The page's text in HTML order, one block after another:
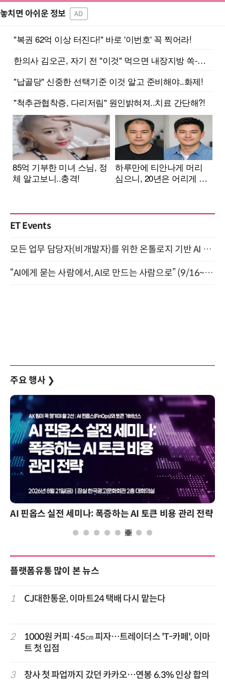
놓치면 아쉬운 정보 AD
ET Events
모든 업무 담당자(비개발자)를 위한 온톨로지 기반 AI 지식체계 설계 1-day 워크숍 8월 20일 개최
“AI에게 묻는 사람에서, AI로 만드는 사람으로” (9/16~17)
주요 행사 ❯
AI 핀옵스 실전 세미나: 폭증하는 AI 토큰 비용 관리 전략
플랫폼유통 많이 본 뉴스
1 CJ대한통운, 이마트24 택배 다시 맡는다
2
1000원 커피·45㎝ 피자…트레이더스 'T-카페', 이마
트 첫 입점
3 창사 첫 파업까지 갔던 카카오…연봉 6.3% 인상 합의